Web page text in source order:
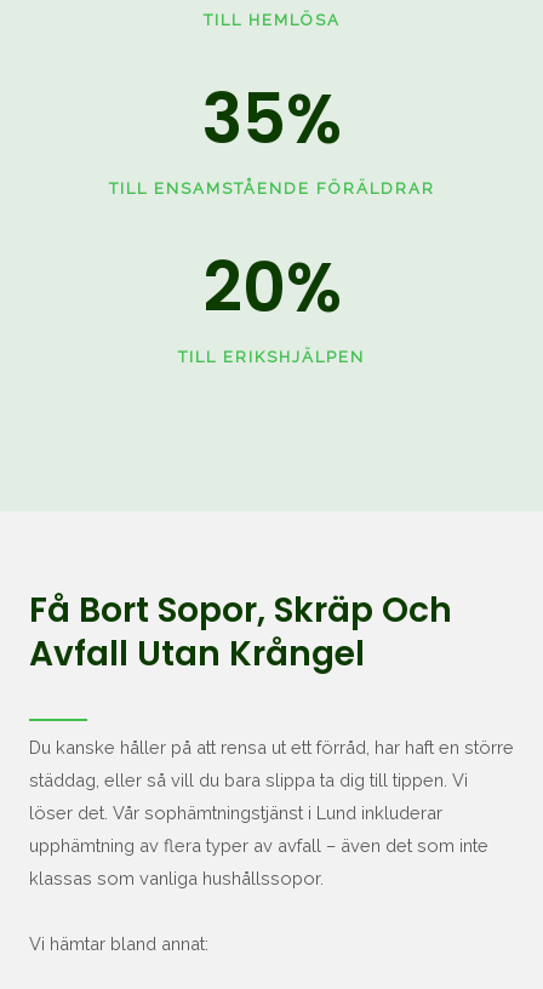
TILL HEMLÖSA
35%
TILL ENSAMSTÅENDE FÖRÄLDRAR
20%
TILL ERIKSHJÄLPEN
Få Bort Sopor, Skräp Och
Avfall Utan Krångel
Du kanske håller på att rensa ut ett förråd, har haft en större
städdag, eller så vill du bara slippa ta dig till tippen. Vi
löser det. Vår sophämtningstjänst i Lund inkluderar
upphämtning av flera typer av avfall – även det som inte
klassas som vanliga hushållssopor.
Vi hämtar bland annat: